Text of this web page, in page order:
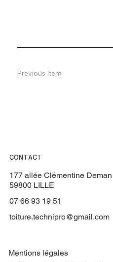
Previous Item
CONTACT
177 allée Clémentine Deman
59800 LILLE
07 66 93 19 51
toiture.technipro@gmail.com
Mentions légales